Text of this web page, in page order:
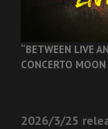
“BETWEEN LIVE
CONCERTO
2026/3/25